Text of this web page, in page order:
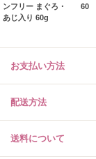
ンフリー まぐろ・
あじ入り 60g
60
お支払い方法
配送方法
送料について